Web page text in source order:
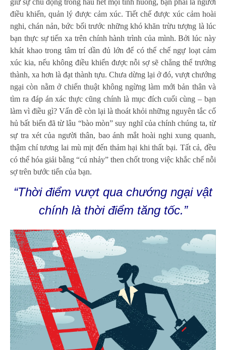
điều khiển, quản lý được cảm xúc. Tiết chế được xúc cảm hoài
nghi, chán nản, bức bối trước những khó khăn trừu tượng là lúc
bạn thực sự tiến xa trên chính hành trình của mình. Bởi lúc này
khát khao trong tâm trí dần đủ lớn để có thể chế ngự loạt cảm
xúc kia, nếu không điều khiển được nỗi sợ sẽ chẳng thể trưởng
thành, xa hơn là đạt thành tựu. Chưa dừng lại ở đó, vượt chướng
ngại còn nằm ở chiến thuật không ngừng làm mới bản thân và
tìm ra đáp án xác thực cũng chính là mục đích cuối cùng – bạn
làm vì điều gì? Vấn đề còn lại là thoát khỏi những nguyên tắc cố
hủ bất biến đã từ lâu “bào mòn” suy nghĩ của chính chúng ta, từ
sự tra xét của người thân, bao ánh mắt hoài nghi xung quanh,
thậm chí tương lai mù mịt đến thảm hại khi thất bại. Tất cả, đều
có thể hóa giải bằng “cú nhảy” then chốt trong việc khắc chế nỗi
sợ trên bước tiến của bạn.
“Thời điểm vượt qua chướng ngại vật
chính là thời điểm tăng tốc.”